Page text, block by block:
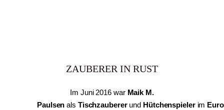
ZAUBERER IN RUST
Im Juni 2016 war Maik M.
Paulsen als Tischzaubererund Hütchenspielerim